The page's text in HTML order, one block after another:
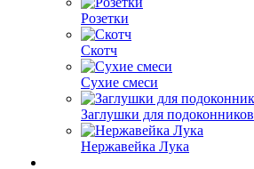
Розетки
Скотч
Сухие смеси
Заглушки для подоконников
Нержавейка Лука